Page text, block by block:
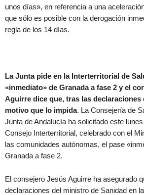
unos días», en referencia a una
que sólo es posible con la derogación
regla de los 14 días.
La Junta pide en la Interterritorial de
«inmediato» de Granada a fase 2 y el
Aguirre dice que, tras las
motivo que lo impida. La Consejería de
Junta de Andalucía ha solicitado este
Consejo Interterritorial, celebrado con el
las comunidades autónomas, el pase
Granada a fase 2.
El consejero Jesús Aguirre ha asegurado
declaraciones del ministro de Sanidad en